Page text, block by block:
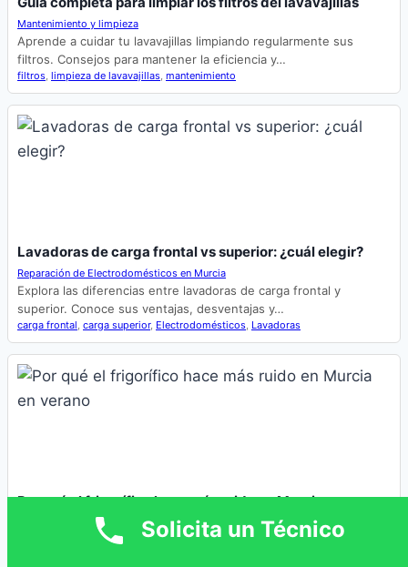
Mantenimiento y limpieza
Aprende a cuidar tu lavavajillas limpiando regularmente sus
filtros. Consejos para mantener la eficiencia y…
filtros limpieza de lavavajillas mantenimiento
Lavadoras de carga frontal vs superior: ¿cuál elegir?
Reparación de Electrodomésticos en Murcia
Explora las diferencias entre lavadoras de carga frontal y
superior. Conoce sus ventajas, desventajas y…
carga frontal carga superior, Electrodomésticos Lavadoras
Por qué el frigorífico hace más ruido en Murcia en
Reparación de Electrodomésticos en MurciaSolicita un Técnico